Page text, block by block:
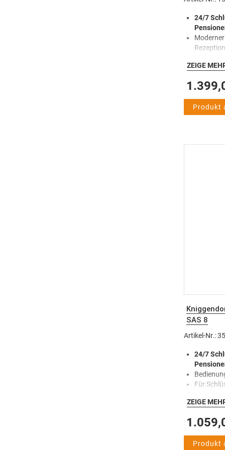
24/7
Sichere,
Rückgabe
Robuste
Fächern
ZEIGE
Produkt
SAS 8
Artikel-Nr.:
24/7
Für
Code-
ZEIGE
Produkt